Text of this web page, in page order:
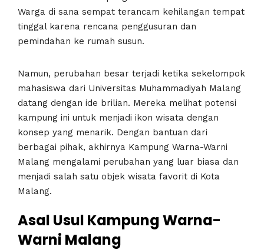
Warga di sana sempat terancam kehilangan tempat
tinggal karena rencana penggusuran dan
pemindahan ke rumah susun.
Namun, perubahan besar terjadi ketika sekelompok
mahasiswa dari Universitas Muhammadiyah Malang
datang dengan ide brilian. Mereka melihat potensi
kampung ini untuk menjadi ikon wisata dengan
konsep yang menarik. Dengan bantuan dari
berbagai pihak, akhirnya Kampung Warna-Warni
Malang mengalami perubahan yang luar biasa dan
menjadi salah satu objek wisata favorit di Kota
Malang.
Asal Usul Kampung Warna-
Warni Malang